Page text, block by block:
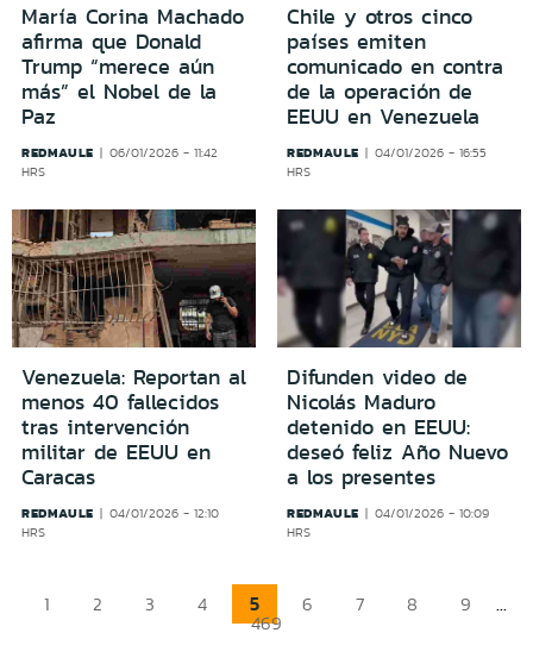
María Corina Machado
afirma que Donald
Trump “merece aún
más” el Nobel de la
Paz
REDMAULE
06/01/2026 - 11:42
HRS
Chile y otros cinco
países emiten
comunicado en contra
de la operación de
EEUU en Venezuela
REDMAULE
04/01/2026 - 16:55
HRS
Venezuela: Reportan al
menos 40 fallecidos
tras intervención
militar de EEUU en
Caracas
REDMAULE
04/01/2026 - 12:10
HRS
Difunden video de
Nicolás Maduro
detenido en EEUU:
deseó feliz Año Nuevo
a los presentes
REDMAULE
04/01/2026 - 10:09
HRS
1 2 3 4 5 6 7 8 9 ...
469